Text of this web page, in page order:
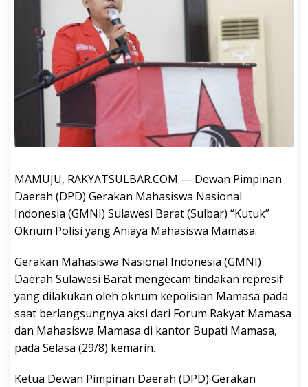
MAMUJU, RAKYATSULBAR.COM — Dewan Pimpinan
Daerah (DPD) Gerakan Mahasiswa Nasional
Indonesia (GMNI) Sulawesi Barat (Sulbar) “Kutuk”
Oknum Polisi yang Aniaya Mahasiswa Mamasa.
Gerakan Mahasiswa Nasional Indonesia (GMNI)
Daerah Sulawesi Barat mengecam tindakan represif
yang dilakukan oleh oknum kepolisian Mamasa pada
saat berlangsungnya aksi dari Forum Rakyat Mamasa
dan Mahasiswa Mamasa di kantor Bupati Mamasa,
pada Selasa (29/8) kemarin.
Ketua Dewan Pimpinan Daerah (DPD) Gerakan